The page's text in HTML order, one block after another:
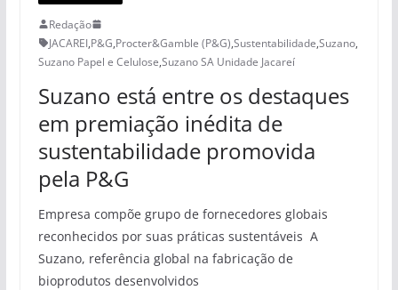
Redação
JACAREI,P&G,Procter&Gamble (P&G),Sustentabilidade,Suzano,
Suzano Papel e Celulose,Suzano SA Unidade Jacareí
Suzano está entre os destaques
em premiação inédita de
sustentabilidade promovida
pela P&G
Empresa compõe grupo de fornecedores globais
reconhecidos por suas práticas sustentáveis A
Suzano, referência global na fabricação de
bioprodutos desenvolvidos